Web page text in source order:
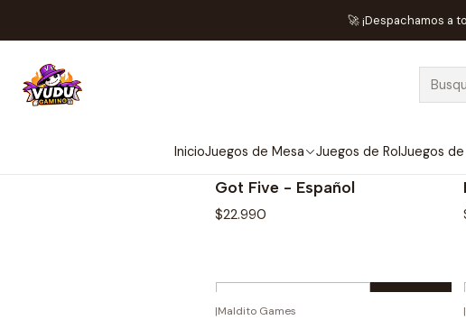
InicioJuegos de Mesa Juegos de RolJuegos
🚀 ¡Despachamos a
Novedad
Blue Orange
Got Five - Español
$22.990
Cantidad
|Maldito Games |